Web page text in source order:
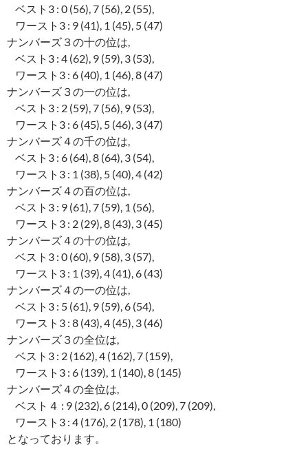
ベスト3 : 0 (56), 7 (56), 2 (55),
ワースト3 : 9 (41), 1 (45), 5 (47)
ナンバーズ３の十の位は,
ベスト3 : 4 (62), 9 (59), 3 (53),
ワースト3 : 6 (40), 1 (46), 8 (47)
ナンバーズ３の一の位は,
ベスト3 : 2 (59), 7 (56), 9 (53),
ワースト3 : 6 (45), 5 (46), 3 (47)
ナンバーズ４の千の位は,
ベスト3 : 6 (64), 8 (64), 3 (54),
ワースト3 : 1 (38), 5 (40), 4 (42)
ナンバーズ４の百の位は,
ベスト3 : 9 (61), 7 (59), 1 (56),
ワースト3 : 2 (29), 8 (43), 3 (45)
ナンバーズ４の十の位は,
ベスト3 : 0 (60), 9 (58), 3 (57),
ワースト3 : 1 (39), 4 (41), 6 (43)
ナンバーズ４の一の位は,
ベスト3 : 5 (61), 9 (59), 6 (54),
ワースト3 : 8 (43), 4 (45), 3 (46)
ナンバーズ３の全位は,
ベスト3 : 2 (162), 4 (162), 7 (159),
ワースト3 : 6 (139), 1 (140), 8 (145)
ナンバーズ４の全位は,
ベスト４ : 9 (232), 6 (214), 0 (209), 7 (209),
ワースト3 : 4 (176), 2 (178), 1 (180)
となっております。